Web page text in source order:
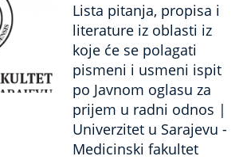
Lista pitanja, propisa i
literature iz oblasti iz
koje će se polagati
pismeni i usmeni ispit
po Javnom oglasu za
prijem u radni odnos |
Univerzitet u Sarajevu -
Medicinski fakultet